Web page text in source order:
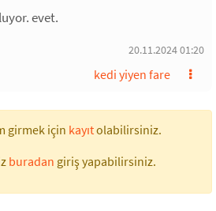
evet.
20.11.2024 01:20
kedi yiyen fare
girmek için kayıtolabilirsiniz.
buradan giriş yapabilirsiniz.